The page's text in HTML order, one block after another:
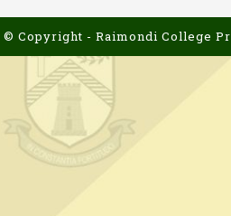
© Copyright - Raimondi College